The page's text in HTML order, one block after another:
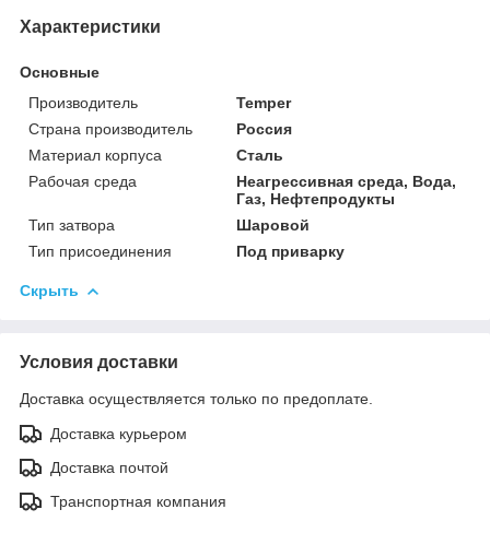
Характеристики
Основные
Производитель
Temper
Страна производитель
Россия
Материал корпуса
Сталь
Рабочая среда
Неагрессивная среда, Вода,
Газ, Нефтепродукты
Тип затвора
Шаровой
Тип присоединения
Под приварку
Скрыть
Условия доставки
Доставка осуществляется только по предоплате.
Доставка курьером
Доставка почтой
Транспортная компания